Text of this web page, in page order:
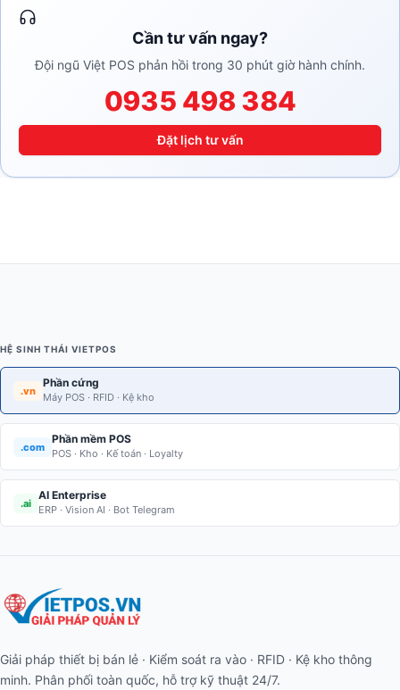
Cần tư vấn ngay?
Đội ngũ Việt POS phản hồi trong 30 phút giờ hành chính.
0935 498 384
Đặt lịch tư vấn
HỆ SINH THÁI VIETPOS
.vn
Phần cứng
Máy POS · RFID · Kệ kho
.com
Phần mềm POS
POS · Kho · Kế toán · Loyalty
.ai
AI Enterprise
ERP · Vision AI · Bot Telegram
Giải pháp thiết bị bán lẻ · Kiểm soát ra vào · RFID · Kệ kho thông
minh. Phân phối toàn quốc, hỗ trợ kỹ thuật 24/7.